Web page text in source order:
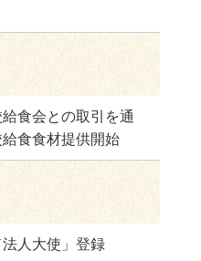
食会との取引を通
食食材提供開始
人大使」登録